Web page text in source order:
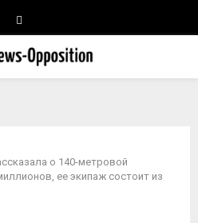
о 140-метровой
ее экипаж состоит из